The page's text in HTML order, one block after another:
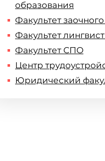
образования
Факультет
Факультет
Факультет СПО
Центр
Юридический